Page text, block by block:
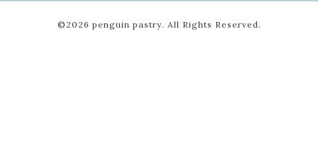
©2026 penguin pastry. All Rights Reserved.